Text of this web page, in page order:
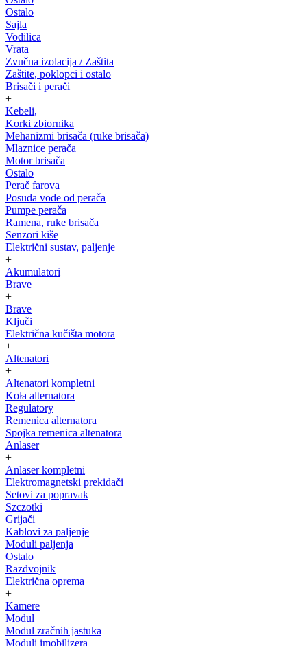
Ostalo
Sajla
Vodilica
Vrata
Zvučna izolacija / Zaštita
Zaštite, poklopci i ostalo
Brisači i perači
+
Kebeli,
Korki zbiornika
Mehanizmi brisača (ruke brisača)
Mlaznice perača
Motor brisača
Ostalo
Perač farova
Posuda vode od perača
Pumpe perača
Ramena, ruke brisača
Senzori kiše
Električni sustav, paljenje
+
Akumulatori
Brave
+
Brave
Ključi
Električna kučišta motora
+
Altenatori
+
Altenatori kompletni
Koła alternatora
Regulatory
Remenica alternatora
Spojka remenica altenatora
Anlaser
+
Anlaser kompletni
Elektromagnetski prekidači
Setovi za popravak
Szczotki
Grijači
Kablovi za paljenje
Moduli paljenja
Ostalo
Razdvojnik
Električna oprema
+
Kamere
Modul
Modul zračnih jastuka
Moduli imobilizera